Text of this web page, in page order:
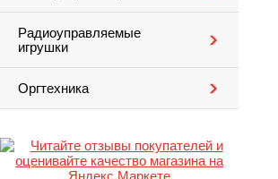
Радиоуправляемые
игрушки
Оргтехника